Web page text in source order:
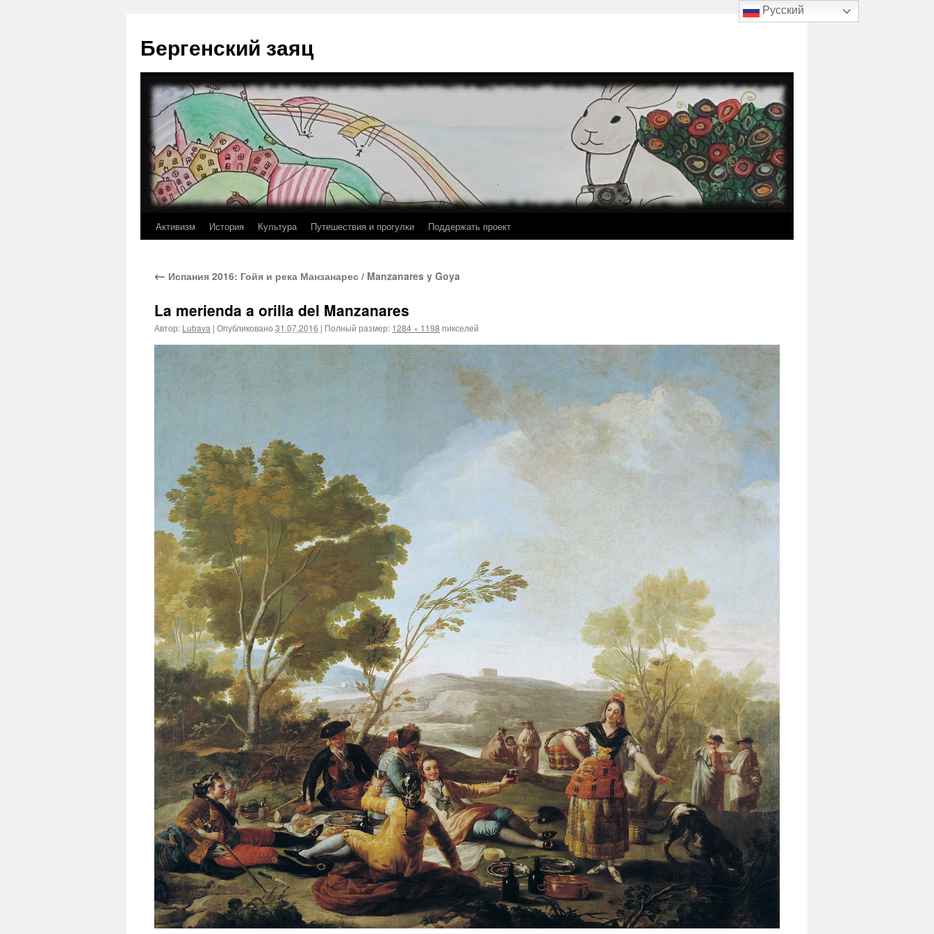
содержимому
Бергенский заяц
Активизм История Культура Путешествия и прогулки Поддержать проект
← Испания 2016: Гойя и река Манзанарес / Manzanares y Goya
La merienda a orilla del Manzanares
Автор: Lubava | Опубликовано 31.07.2016 | Полный размер: 1284 × 1198 пикселей
Русский